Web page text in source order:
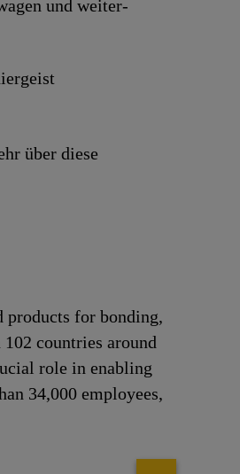
und weiter­
über diese
products for bonding,
countries around
role in enabling
34,000 employees,